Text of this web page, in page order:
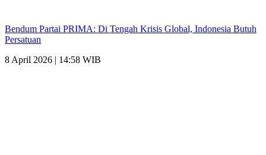
Bendum Partai PRIMA: Di Tengah Krisis Global, Indonesia Butuh
Persatuan
8 April 2026 | 14:58 WIB